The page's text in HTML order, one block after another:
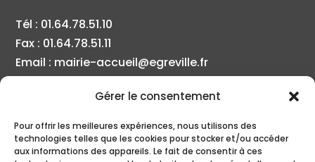
Gérer le consentement
Pour offrir les meilleures expériences, nous utilisons des
technologies telles que les cookies pour stocker et/ou accéder
aux informations des appareils. Le fait de consentir à ces
Tél : 01.64.78.51.10
Fax : 01.64.78.51.11
Email : mairie-accueil@egreville.fr
Lundi: 9h00 – 12h00 | 14h00 – 16h00